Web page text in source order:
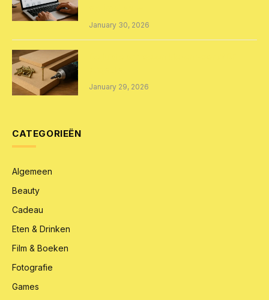
January 30, 2026
January 29, 2026
CATEGORIEËN
Algemeen
Beauty
Cadeau
Eten & Drinken
Film & Boeken
Fotografie
Games